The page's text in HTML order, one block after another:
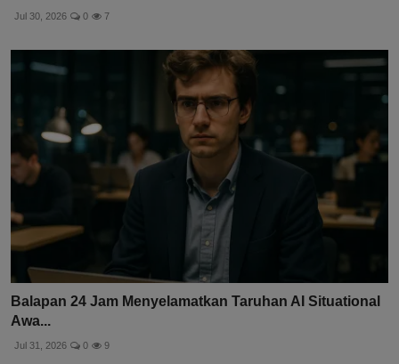
Jul 30, 2026 0 7
Balapan 24 Jam Menyelamatkan Taruhan AI Situational
Awa...
Jul 31, 2026 0 9